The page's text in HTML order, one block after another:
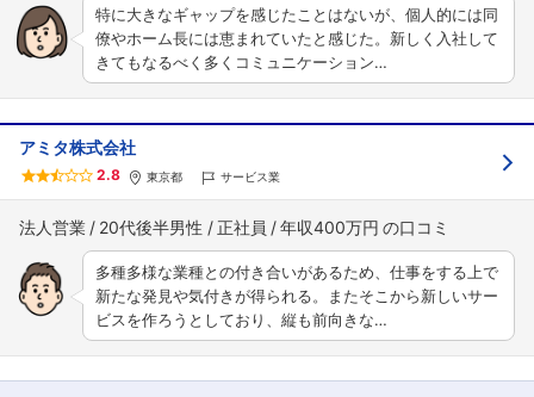
特に大きなギャップを感じたことはないが、個人的には同
僚やホーム長には恵まれていたと感じた。新しく入社して
きてもなるべく多くコミュニケーション…
アミタ株式会社
2.8 東京都 サービス業
法人営業 20代後半男性 正社員 年収400万円
多種多様な業種との付き合いがあるため、仕事をする上で
新たな発見や気付きが得られる。またそこから新しいサー
ビスを作ろうとしており、縦も前向きな…